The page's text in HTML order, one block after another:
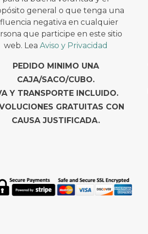
general o que tenga una
negativa en cualquier
que participe en este sitio
web. LeaAviso y Privacidad
PEDIDO MINIMO UNA
CAJA/SACO/CUBO.
Y TRANSPORTE INCLUIDO.
GRATUITAS CON
CAUSA JUSTIFICADA.